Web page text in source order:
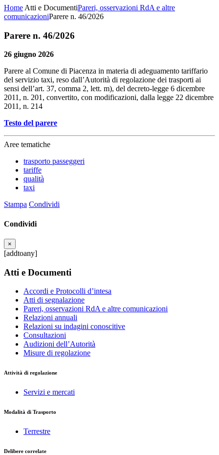
Home Atti e DocumentiPareri, osservazioni RdA e altre
comunicazioniParere n. 46/2026
Parere n. 46/2026
26 giugno 2026
Parere al Comune di Piacenza in materia di adeguamento tariffario
del servizio taxi, reso dall’Autorità di regolazione dei trasporti ai
sensi dell’art. 37, comma 2, lett. m), del decreto-legge 6 dicembre
2011, n. 201, convertito, con modificazioni, dalla legge 22 dicembre
2011, n. 214
Testo del parere
Aree tematiche
trasporto passeggeri
tariffe
qualità
taxi
Stampa Condividi
Condividi
×
[addtoany]
Atti e Documenti
Accordi e Protocolli d’intesa
Atti di segnalazione
Pareri, osservazioni RdA e altre comunicazioni
Relazioni annuali
Relazioni su indagini conoscitive
Consultazioni
Audizioni dell’Autorità
Misure di regolazione
Attività di regolazione
Servizi e mercati
Modalità di Trasporto
Terrestre
Delibere correlate